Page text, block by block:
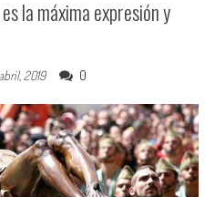
la máxima expresión y
2019 0